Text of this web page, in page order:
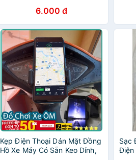
6.000 đ
Kẹp Điện Thoại Dán Mặt Đồng
Hồ Xe Máy Có Sẵn Keo Dính,
Sạc
Điện